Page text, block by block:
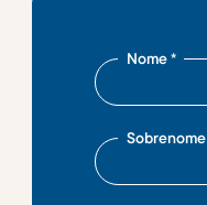
Nome*
Sobrenome